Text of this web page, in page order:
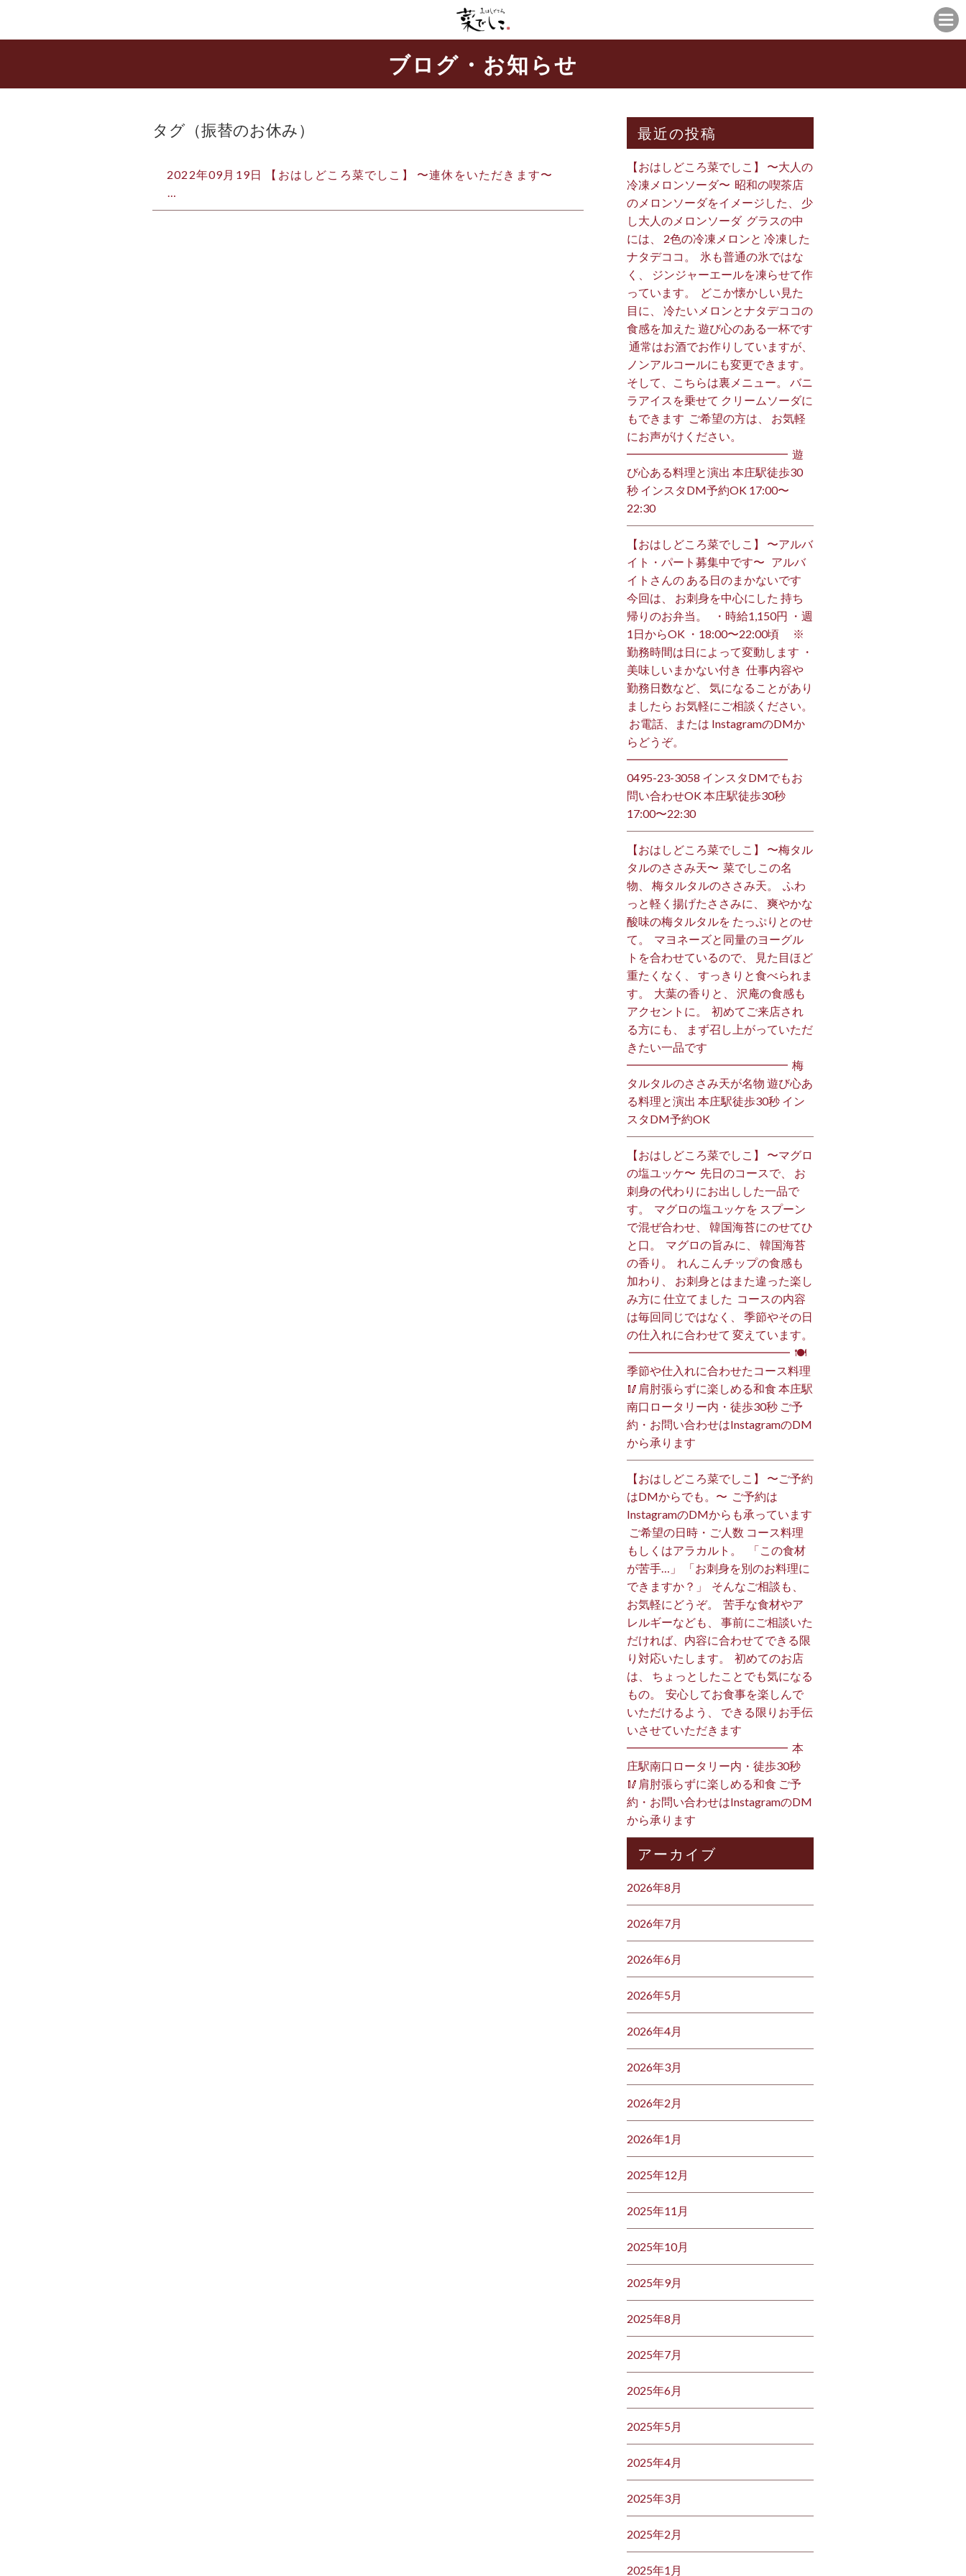
ブログ・お知らせ
タグ（振替のお休み）
2022年09月19日 【おはしどころ菜でしこ】 〜連休をいただきます〜 ⁡ ⁡
⁡…
最近の投稿
【おはしどころ菜でしこ】 〜大人の
冷凍メロンソーダ〜 ⁡ 昭和の喫茶店
のメロンソーダをイメージした、 少
し大人のメロンソーダ ⁡ グラスの中
には、 2色の冷凍メロンと 冷凍した
ナタデココ。 ⁡ 氷も普通の氷ではな
く、 ジンジャーエールを凍らせて作
っています。 ⁡ どこか懐かしい見た
目に、 冷たいメロンとナタデココの
食感を加えた 遊び心のある一杯です
⁡ 通常はお酒でお作りしていますが、
ノンアルコールにも変更できます。 ⁡
そして、こちらは裏メニュー。 バニ
ラアイスを乗せて クリームソーダに
もできます ⁡ ご希望の方は、 お気軽
にお声がけください。 ⁡
━━━━━━━━━━━━━━ ⁡ 遊
び心ある料理と演出 本庄駅徒歩30
秒 インスタDM予約OK 17:00〜
22:30 ⁡
【おはしどころ菜でしこ】 〜アルバ
イト・パート募集中です〜 ⁡ ⁡ アルバ
イトさんの ある日のまかないです ⁡
今回は、 お刺身を中心にした 持ち
帰りのお弁当。 ⁡ ⁡ ・時給1,150円 ・週
1日からOK ・18:00〜22:00頃 ※
勤務時間は日によって変動します ・
美味しいまかない付き ⁡ 仕事内容や
勤務日数など、 気になることがあり
ましたら お気軽にご相談ください。
⁡ お電話、または InstagramのDMか
らどうぞ。 ⁡
━━━━━━━━━━━━━━ ⁡
️0495-23-3058 インスタDMでもお
問い合わせOK 本庄駅徒歩30秒
17:00〜22:30 ⁡
【おはしどころ菜でしこ】 〜梅タル
タルのささみ天〜 ⁡ 菜でしこの名
物、 梅タルタルのささみ天。 ⁡ ふわ
っと軽く揚げたささみに、 爽やかな
酸味の梅タルタルを たっぷりとのせ
て。 ⁡ マヨネーズと同量のヨーグル
トを合わせているので、 見た目ほど
重たくなく、 すっきりと食べられま
す。 ⁡ 大葉の香りと、 沢庵の食感も
アクセントに。 ⁡ 初めてご来店され
る方にも、 まず召し上がっていただ
きたい一品です️ ⁡
━━━━━━━━━━━━━━ ⁡ 梅
タルタルのささみ天が名物 遊び心あ
る料理と演出 本庄駅徒歩30秒 イン
スタDM予約OK ⁡
【おはしどころ菜でしこ】 〜マグロ
の塩ユッケ〜 ⁡ 先日のコースで、 お
刺身の代わりにお出しした一品で
す。 ⁡ マグロの塩ユッケを スプーン
で混ぜ合わせ、 韓国海苔にのせてひ
と口。 ⁡ マグロの旨みに、 韓国海苔
の香り。 ⁡ れんこんチップの食感も
加わり、 お刺身とはまた違った楽し
み方に 仕立てました️ ⁡ コースの内容
は毎回同じではなく、 季節やその日
の仕入れに合わせて 変えています。
⁡ ━━━━━━━━━━━━━━ ⁡ 🍽
季節や仕入れに合わせたコース料理
🥢肩肘張らずに楽しめる和食 本庄駅
南口ロータリー内・徒歩30秒 ご予
約・お問い合わせはInstagramのDM
から承ります ⁡
【おはしどころ菜でしこ】 〜ご予約
はDMからでも。〜 ⁡ ご予約は
InstagramのDMからも承っています
⁡ ご希望の日時・ご人数 コース料理
もしくはアラカルト。 ⁡ ⁡ 「この食材
が苦手…」 「お刺身を別のお料理に
できますか？」 ⁡ そんなご相談も、
お気軽にどうぞ。 ⁡ 苦手な食材やア
レルギーなども、 事前にご相談いた
だければ、内容に合わせてできる限
り対応いたします。 ⁡ 初めてのお店
は、 ちょっとしたことでも気になる
もの。 ⁡ 安心してお食事を楽しんで
いただけるよう、 できる限りお手伝
いさせていただきます️ ⁡
━━━━━━━━━━━━━━ ⁡ 本
庄駅南口ロータリー内・徒歩30秒
🥢肩肘張らずに楽しめる和食 ご予
約・お問い合わせはInstagramのDM
から承ります ⁡
アーカイブ
2026年8月
2026年7月
2026年6月
2026年5月
2026年4月
2026年3月
2026年2月
2026年1月
2025年12月
2025年11月
2025年10月
2025年9月
2025年8月
2025年7月
2025年6月
2025年5月
2025年4月
2025年3月
2025年2月
2025年1月